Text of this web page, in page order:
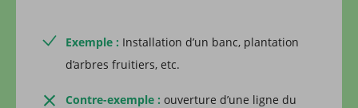
Exemple : Installation d’un banc, plantation
d’arbres fruitiers, etc.
Contre-exemple : ouverture d’une ligne du